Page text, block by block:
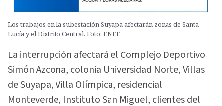
Los trabajos en la subestación Suyapa afectarán zonas de Santa
Lucía y el Distrito Central. Foto: ENEE
La interrupción afectará el Complejo Deportivo
Simón Azcona, colonia Universidad Norte, Villas
de Suyapa, Villa Olímpica, residencial
Monteverde, Instituto San Miguel, clientes del